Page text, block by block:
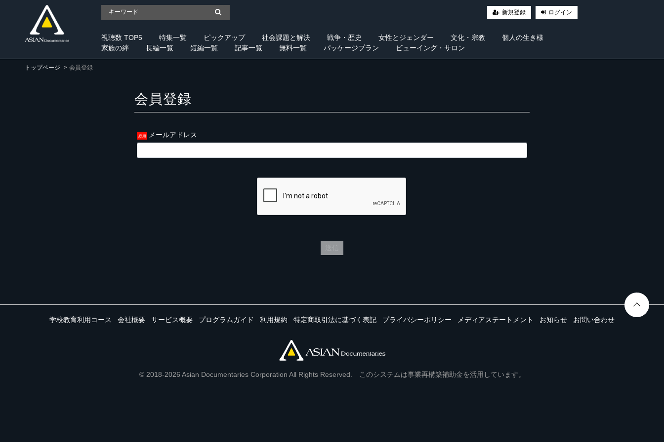
新規登録 ログイン
視聴数 TOP5 特集一覧 ピックアップ 社会課題と解決 戦争・歴史 女性とジェンダー 文化・宗教
個人の生き様
家族の絆
長編一覧 短編一覧 記事一覧 無料一覧 パッケージプラン ビューイング・サロン
トップページ 会員登録
会員登録
メールアドレス
学校教育利用コース 会社概要 サービス概要 プログラムガイド 利用規約 特定商取引法に基づく表記 プライバシーポリシー メディアステートメント お知らせ お問い合わせ
© 2018-2026 Asian Documentaries Corporation All Rights Reserved. このシステムは事業再構築補助金を活用しています。